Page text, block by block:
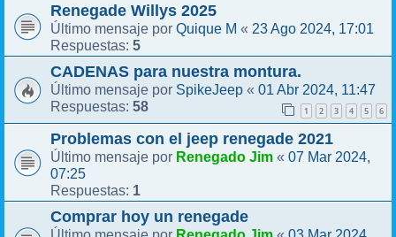
Renegade Willys 2025
Último mensaje por Quique M « 23 Ago 2024, 17:01
Respuestas: 5
CADENAS para nuestra montura.
Último mensaje por SpikeJeep « 01 Abr 2024, 11:47
Respuestas: 58 1 2 3 4 5 6
Problemas con el jeep renegade 2021
Último mensaje por Renegado Jim « 07 Mar 2024,
07:25
Respuestas: 1
Comprar hoy un renegade